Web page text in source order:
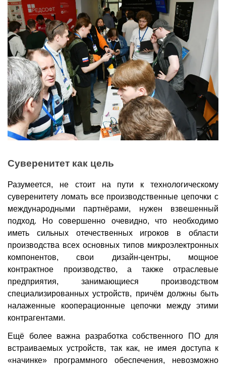
Суверенитет как цель
Разумеется, не стоит на пути к технологическому
суверенитету ломать все производственные цепочки с
международными партнёрами, нужен взвешенный
подход. Но совершенно очевидно, что необходимо
иметь сильных отечественных игроков в области
производства всех основных типов микроэлектронных
компонентов, свои дизайн-центры, мощное
контрактное производство, а также отраслевые
предприятия, занимающиеся производством
специализированных устройств, причём должны быть
налаженные кооперационные цепочки между этими
контрагентами.
Ещё более важна разработка собственного ПО для
встраиваемых устройств, так как, не имея доступа к
«начинке» программного обеспечения, невозможно